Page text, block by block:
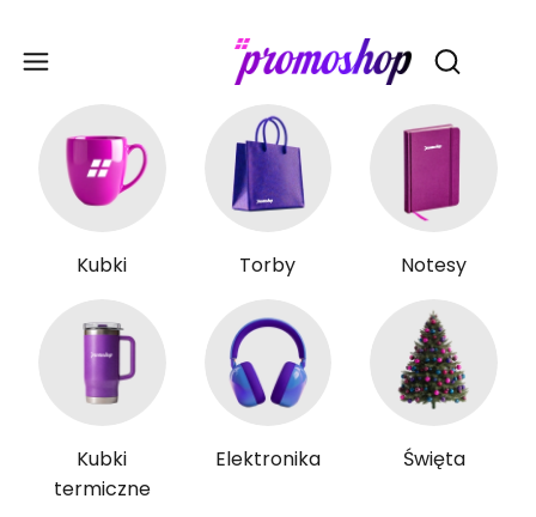
Otwórz
Kubki Torby Notesy
Kubki
termiczne
Elektronika Święta